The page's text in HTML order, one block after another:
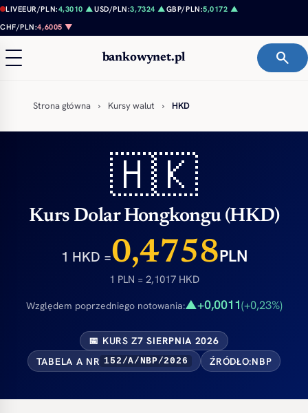
Przejdź do treści
LIVEEUR/PLN:4,3010 ▲USD/PLN:3,7324 ▲GBP/PLN:5,0172 ▲
CHF/PLN:4,6005 ▼
bankowynet.pl search
Strona główna › Kursy walut › HKD
🇭🇰
Kurs Dolar Hongkongu (HKD)
1 HKD =0,4758PLN
1 PLN = 2,1017 HKD
Względem poprzedniego notowania:▲+0,0011(+0,23%)
📅 KURS Z7 SIERPNIA 2026
TABELA A NR 152/A/NBP/2026 ŹRÓDŁO:NBP